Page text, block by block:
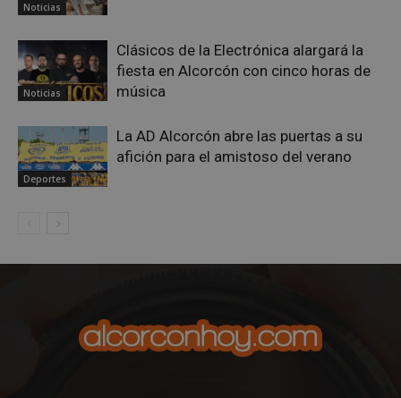
Noticias
Noticias
Clásicos de la Electrónica alargará la
fiesta en Alcorcón con cinco horas de
música
Deportes
La AD Alcorcón abre las puertas a su
afición para el amistoso del verano
VISITOR_PRIVACY_METADATA
YouTube
5 meses 4